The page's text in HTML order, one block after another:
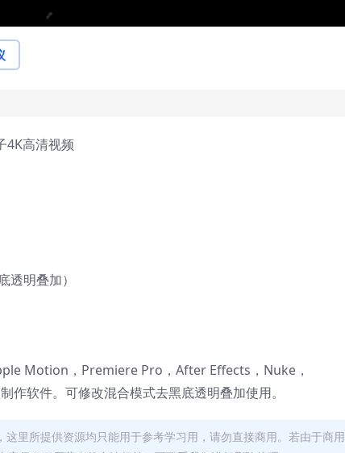
4K高清视频
明叠加）
Motion，Premiere Pro，After Effects，Nuke，
软件。可修改混合模式去黑底透明叠加使用。
里所提供资源均只能用于参考学习用，请勿直接商用。若由于商用